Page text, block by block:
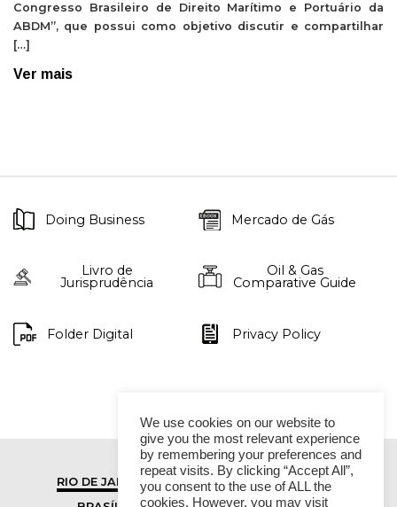
Congresso Brasileiro de Direito Marítimo e Portuário da
ABDM”, que possui como objetivo discutir e compartilhar
[…]
Ver mais
Doing Business Mercado de Gás
Livro de
Jurisprudência
Oil & Gas
Comparative Guide
Folder Digital Privacy Policy
RIO DE JANEIRO
SÃO PAULO
We use cookies on our website to
give you the most relevant experience
by remembering your preferences and
repeat visits. By clicking “Accept All”,
you consent to the use of ALL the
cookies. However, you may visit